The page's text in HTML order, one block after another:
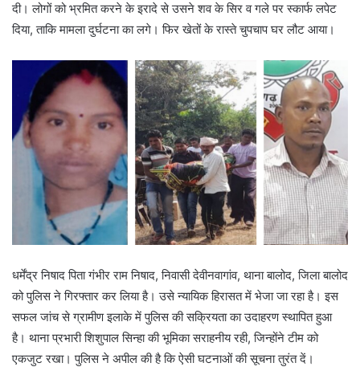
दी। लोगों को भ्रमित करने के इरादे से उसने शव के सिर व गले पर स्कार्फ लपेट
दिया, ताकि मामला दुर्घटना का लगे। फिर खेतों के रास्ते चुपचाप घर लौट आया।
धर्मेंद्र निषाद पिता गंभीर राम निषाद, निवासी देवीनवागांव, थाना बालोद, जिला बालोद
को पुलिस ने गिरफ्तार कर लिया है। उसे न्यायिक हिरासत में भेजा जा रहा है। इस
सफल जांच से ग्रामीण इलाके में पुलिस की सक्रियता का उदाहरण स्थापित हुआ
है। थाना प्रभारी शिशुपाल सिन्हा की भूमिका सराहनीय रही, जिन्होंने टीम को
एकजुट रखा। पुलिस ने अपील की है कि ऐसी घटनाओं की सूचना तुरंत दें।